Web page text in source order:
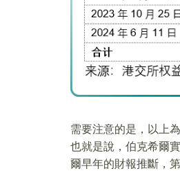
需要注意的是，以上
也就是說，伯克希爾
爾早年的財報推斷，